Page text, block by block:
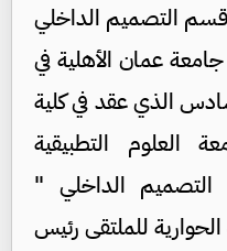
التصميم الداخلي
عمان الأهلية في
الذي عقد في كلية
العلوم التطبيقية
الداخلي "
للملتقى رئيس